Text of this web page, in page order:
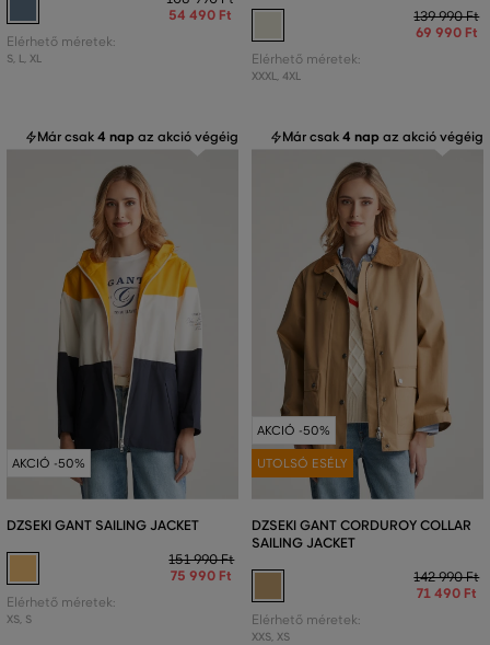
54 490 Ft
Elérhető méretek:
S, L XL
139 990 Ft
69 990 Ft
Elérhető méretek:
XXXL 4XL
Már csak4 nap az akció végéig
AKCIÓ -50%
DZSEKI GANT SAILING JACKET
151 990 Ft
75 990 Ft
Elérhető méretek:
XS, S
Már csak4 nap az akció végéig
AKCIÓ -50%
UTOLSÓ ESÉLY
DZSEKI GANT CORDUROY COLLAR
SAILING JACKET
142 990 Ft
71 490 Ft
Elérhető méretek:
XXS, XS